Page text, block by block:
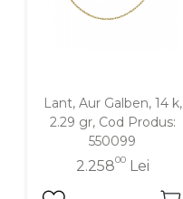
Lant, Aur Galben, 14 k,
2.29 gr, Cod Produs:
550099
2.25800Lei